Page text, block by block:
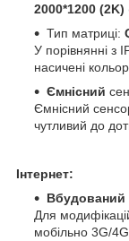
2000*1200 (2K)
Тип матриці:
У порівнянні з
насичені
Ємнісний
Ємнісний
чутливий до
Інтернет:
Вбудований
Для
мобільно 3G/